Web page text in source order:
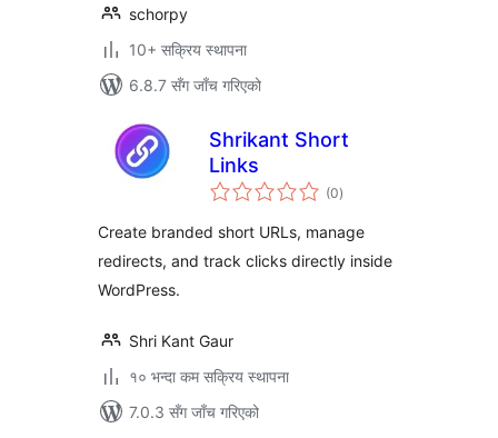
schorpy
10+ सक्रिय स्थापना
6.8.7 सँग जाँच गरिएको
Shrikant Short
Links
(0कुल
रेटिङ्गहरू
)
Create branded short URLs, manage
redirects, and track clicks directly inside
WordPress.
Shri Kant Gaur
१० भन्दा कम सक्रिय स्थापना
7.0.3 सँग जाँच गरिएको